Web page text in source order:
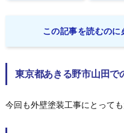
この記事を読むのに
東京都あきる野市山田で
今回も外壁塗装工事にとって